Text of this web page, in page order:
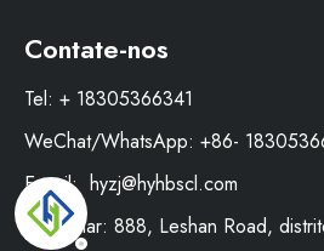
Contate-nos
Tel: + 18305366341
WeChat/WhatsApp: +86-
E-mail: hyzj@hyhbscl.com
Adicionar: 888, Leshan Road,